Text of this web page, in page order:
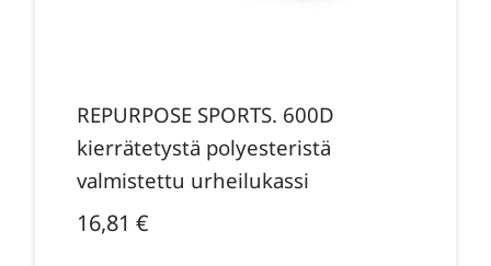
REPURPOSE SPORTS. 600D
kierrätetystä polyesteristä
valmistettu urheilukassi
16,81 €